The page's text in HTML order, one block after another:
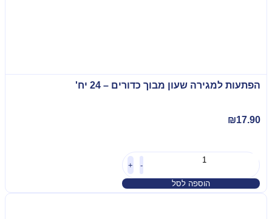
הפתעות למגירה שעון מבוך כדורים – 24 יח'
₪17.90
-
+
הוספה לסל